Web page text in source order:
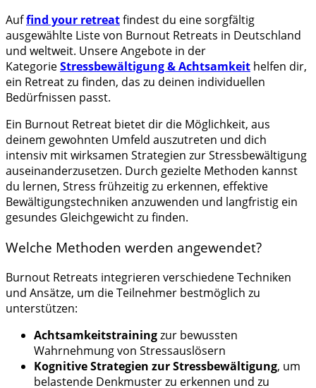
Auffind your retreatfindest du eine sorgfältig
ausgewählte Liste von Burnout Retreats in Deutschland
und weltweit. Unsere Angebote in der
KategorieStressbewältigung & Achtsamkeit helfen dir,
ein Retreat zu finden, das zu deinen individuellen
Bedürfnissen passt.
Ein Burnout Retreat bietet dir die Möglichkeit, aus
deinem gewohnten Umfeld auszutreten und dich
intensiv mit wirksamen Strategien zur Stressbewältigung
auseinanderzusetzen. Durch gezielte Methoden kannst
du lernen, Stress frühzeitig zu erkennen, effektive
Bewältigungstechniken anzuwenden und langfristig ein
gesundes Gleichgewicht zu finden.
Welche Methoden werden angewendet?
Burnout Retreats integrieren verschiedene Techniken
und Ansätze, um die Teilnehmer bestmöglich zu
unterstützen:
Achtsamkeitstrainingzur bewussten
Wahrnehmung von Stressauslösern
Kognitive Strategien zur Stressbewältigung, um
belastende Denkmuster zu erkennen und zu